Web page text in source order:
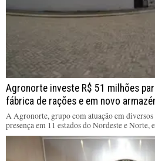
Agronorte investe R$ 51 milhões
fábrica de rações e em novo
A Agronorte, grupo com atuação em
presença em 11 estados do Nordeste e Norte,